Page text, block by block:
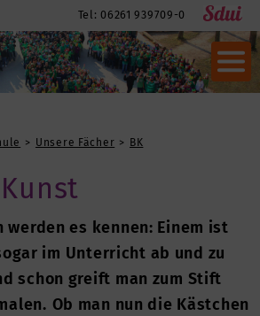
Tel: 06261 939709-0
Unsere Fächer BK
werden es kennen: Einem ist
im Unterricht ab und zu
schon greift man zum Stift
Ob man nun die Kästchen